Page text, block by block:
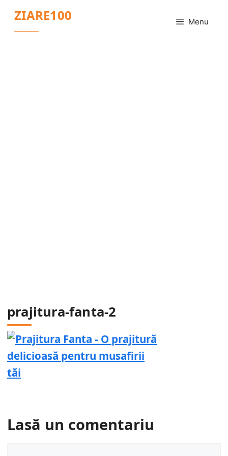
conținut
ZIARE100 Menu
prajitura-fanta-2
Lasă un comentariu